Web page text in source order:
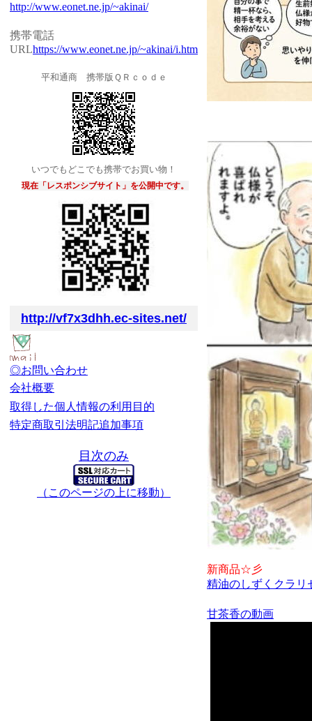
http://www.eonet.ne.jp/~akinai/
携帯電話
URLhttps://www.eonet.ne.jp/~akinai/i.htm
平和通商 携帯版ＱＲｃｏｄｅ
いつでもどこでも携帯でお買い物！
現在「レスポンシブサイト」を公開中です。
http://vf7x3dhh.ec-sites.net/
◎お問い合わせ
会社概要
取得した個人情報の利用目的
特定商取引法明記追加事項
目次のみ
（このページの上に移動）
新商品☆彡
精油のしずくクラリ
甘茶香の動画